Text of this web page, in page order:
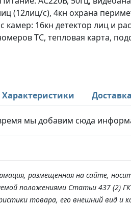
(12лиц/с), 4кн охрана
камер: 16кн детектор лиц и
ТС, тепловая карта,
Характеристики Доставка
мы добавим сюда
размещенная на сайте,
положениями Статьи 437 (2)
товара, его внешний вид и